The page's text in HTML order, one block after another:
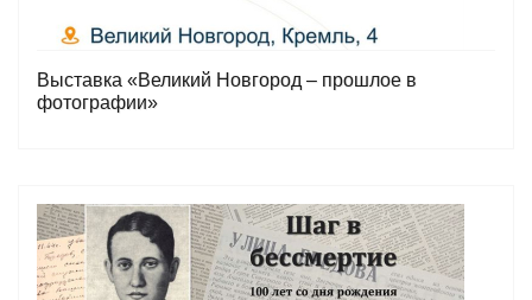
Выставка «Великий Новгород – прошлое в
фотографии»